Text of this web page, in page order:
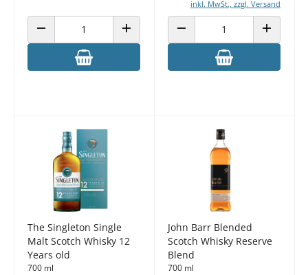
ANZAHL VERRINGERN ANZAHL ERHÖHEN
inkl. MwSt., zzgl. Versand
ANZAHL VERRINGERN ANZAHL
The Singleton Single
Malt Scotch Whisky 12
Years old
700 ml
John Barr Blended
Scotch Whisky Reserve
Blend
700 ml